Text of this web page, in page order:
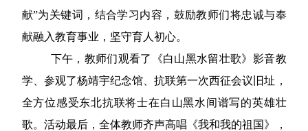
献”为关键词，结合学习内容，鼓励教师们将忠诚与奉
献融入教育事业，坚守育人初心。
下午，教师们观看了《白山黑水留壮歌》影音教
学、参观了杨靖宇纪念馆、抗联第一次西征会议旧址，
全方位感受东北抗联将士在白山黑水间谱写的英雄壮
歌。活动最后，全体教师齐声高唱《我和我的祖国》，